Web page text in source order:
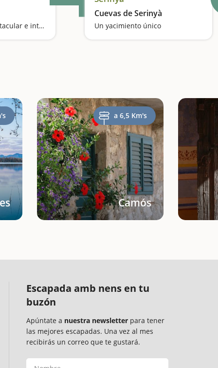
Una cascada espectacular e intermitente
Cuevas de Serinyà
Un yacimiento único
a 6,5 Km's
Camós
Escapada amb nens en tu
buzón
Apúntate a nuestra newsletter para tener
las mejores escapadas. Una vez al mes
recibirás un correo que te gustará.